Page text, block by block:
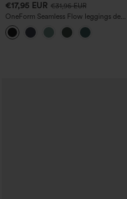
€17,95 EUR €31,95 EUR
OneForm Seamless Flow leggings de
yoga de talle alto con control abdominal
y realce de glúteos